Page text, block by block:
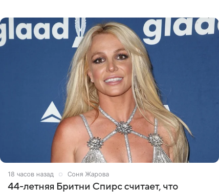
18 часов назад Соня Жарова
44-летняя Бритни Спирс считает, что